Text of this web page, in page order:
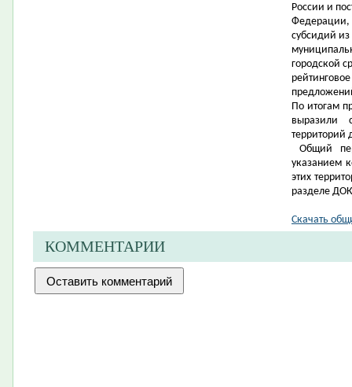
России и
Федерации,
субсидий
городской
По итогам
выразили
территорий
Общий
указанием
этих
разделе
Скачать
КОММЕНТАРИИ